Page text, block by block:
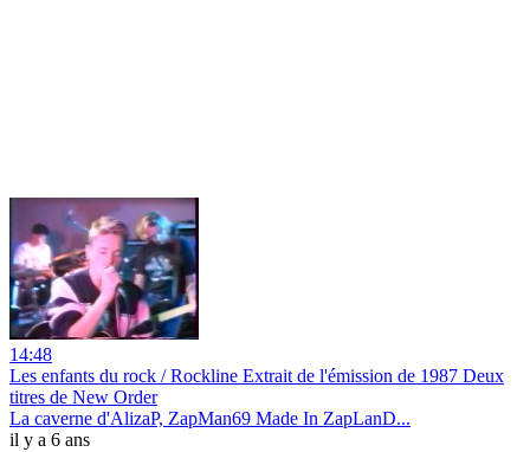
14:48
Les enfants du rock / Rockline Extrait de l'émission de 1987 Deux
titres de New Order
La caverne d'AlizaP, ZapMan69 Made In ZapLanD...
il y a 6 ans